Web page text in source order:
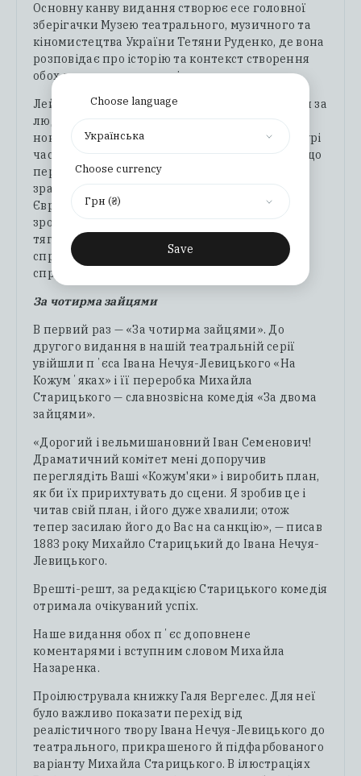
Основну канву видання створює есе головної
зберігачки Музею театрального, музичного та
кіномистецтва України Тетяни Руденко, де вона
розповідає про історію та контекст створення
обох драматичних творів.
Лейтмотив приниження злиднями і боротьби за
людську гідність «Маклени Граси» набуває
нової сили у «Квітці Будяк», створеній в похмурі
часи президентства Януковича на тлі подій, що
передували Революції Гідності. Фотографії
зразків вернакулярної типографіки періоду
Євромайдану у міському середовищі Києва,
зроблені Сашею Биченком, підкреслюють
тяглість української історії та незламність
спротиву диктатурі, зазіханням на правду і
справедливість.
За чотирма зайцями
В первий раз — «За чотирма зайцями». До
другого видання в нашій театральній серії
увійшли пʼєса Івана Нечуя-Левицького «На
Кожумʼяках» і її переробка Михайла
Старицького — славнозвісна комедія «За двома
зайцями».
«Дорогий і вельмишановний Іван Семенович!
Драматичний комітет мені допоручив
переглядіть Ваші «Кожум'яки» і виробить план,
як би їх пририхтувать до сцени. Я зробив це і
читав свій план, і його дуже хвалили; отож
тепер засилаю його до Вас на санкцію», — писав
1883 року Михайло Старицький до Івана Нечуя-
Левицького.
Врешті-решт, за редакцією Старицького комедія
отримала очікуваний успіх.
Наше видання обох пʼєс доповнене
коментарями і вступним словом Михайла
Назаренка.
Проілюструвала книжку Галя Вергелес. Для неї
було важливо показати перехід від
реалістичного твору Івана Нечуя-Левицького до
театрального, прикрашеного й підфарбованого
варіанту Михайла Старицького. В ілюстраціях
Choose language
Українська
Choose currency
Грн (₴)
Save